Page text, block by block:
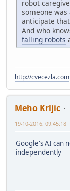
robot
someone
anticipate
And who
falling robots
http://cvecezla.com
Meho Krljic
19-10-2016, 09:45:18
Google's AI can
independently